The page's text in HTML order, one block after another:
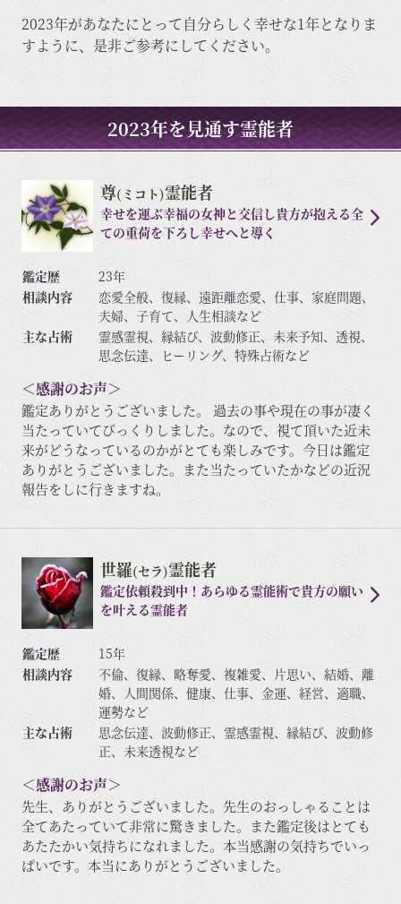
2023年があなたにとって自分らしく幸せな1年となりま
すように、是非ご参考にしてください。
2023年を見通す霊能者
尊(ミコト)霊能者
幸せを運ぶ幸福の女神と交信し貴方が抱える全
ての重荷を下ろし幸せへと導く
鑑定歴
23年
相談内容
恋愛全般、復縁、遠距離恋愛、仕事、家庭問題、
夫婦、子育て、人生相談など
主な占術
霊感霊視、縁結び、波動修正、未来予知、透視、
思念伝達、ヒーリング、特殊占術など
＜感謝のお声＞
鑑定ありがとうございました。 過去の事や現在の事が凄く
当たっていてびっくりしました。なので、視て頂いた近未
来がどうなっているのかがとても楽しみです。今日は鑑定
ありがとうございました。また当たっていたかなどの近況
報告をしに行きますね。
世羅(セラ)霊能者
鑑定依頼殺到中！あらゆる霊能術で貴方の願い
を叶える霊能者
鑑定歴
15年
相談内容
不倫、復縁、略奪愛、複雑愛、片思い、結婚、離
婚、人間関係、健康、仕事、金運、経営、適職、
運勢など
主な占術
思念伝達、波動修正、霊感霊視、縁結び、波動修
正、未来透視など
＜感謝のお声＞
先生、ありがとうございました。先生のおっしゃることは
全てあたっていて非常に驚きました。また鑑定後はとても
あたたかい気持ちになれました。本当感謝の気持ちでいっ
ぱいです。本当にありがとうございました。